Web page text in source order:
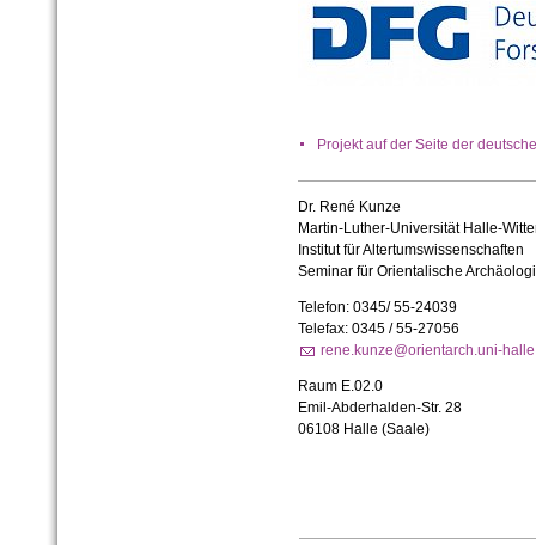
Projekt auf der Seite der
Dr. René Kunze
Martin-Luther-Universität Halle-
Institut für Altertumswissenschaften
Seminar für Orientalische
Telefon: 0345/ 55-24039
Telefax: 0345 / 55-27056
rene.kunze@orientarch.uni-
Raum E.02.0
Emil-Abderhalden-Str. 28
06108 Halle (Saale)